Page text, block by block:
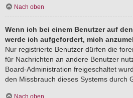
Nach oben
Wenn ich bei einem Benutzer auf
werde ich aufgefordert, mich
Nur registrierte Benutzer dürfen die
für Nachrichten an andere Benutzer
Board-Administration freigeschaltet
den Missbrauch dieses Systems durch
Nach oben